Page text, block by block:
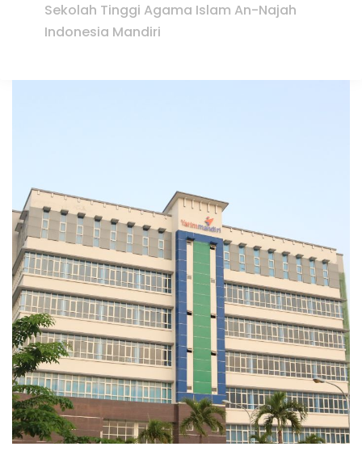
Sekolah Tinggi Agama Islam An-Najah
Indonesia Mandiri